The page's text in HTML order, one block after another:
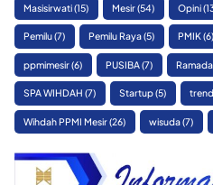
Masisirwati(15) Mesir(54) Opini
Pemilu(7) Pemilu Raya(5) PMIK(6)
ppmimesir(6) PUSIBA(7)
SPA WIHDAH (7) Startup(5)
Wihdah PPMI Mesir(26) wisuda(7)